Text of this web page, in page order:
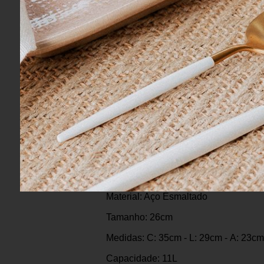
Informações do
Marca: Le Creuset
Cor: Laranja
Material: Aço Esmaltado
Tamanho: 26cm
Medidas: C: 35cm - L: 29cm - A: 23cm
Capacidade: 11L